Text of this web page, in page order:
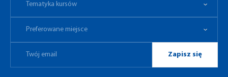
Tematyka kursów
Preferowane miejsce
Zapisz się